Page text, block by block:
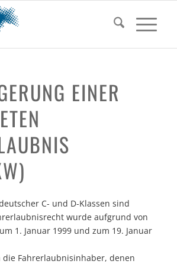
EINER
C- und D-Klassen sind
wurde aufgrund von
1. Januar 1999 und zum 19. Januar
Fahrerlaubnisinhaber, denen